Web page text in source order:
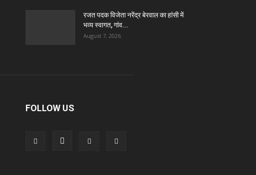
रजत पदक विजेता नरेंद्र बेरवाल का हांसी में
भव्य स्वागत, गांव...
August 7, 2026
FOLLOW US